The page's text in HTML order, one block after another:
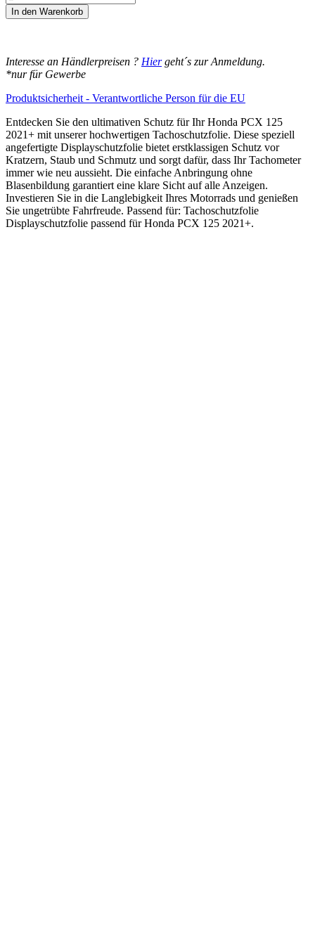
PCX
125
Folie
Moto
Screenies
Tachoschutzfolie
Folie
Displayfolie
Made
in
Germany
Menge
In den Warenkorb
Interesse an Händlerpreisen ? Hiergeht´s zur Anmeldung.
*nur für Gewerbe
Produktsicherheit - Verantwortliche Person für die EU
Entdecken Sie den ultimativen Schutz für Ihr Honda PCX 125
2021+ mit unserer hochwertigen Tachoschutzfolie. Diese speziell
angefertigte Displayschutzfolie bietet erstklassigen Schutz vor
Kratzern, Staub und Schmutz und sorgt dafür, dass Ihr Tachometer
immer wie neu aussieht. Die einfache Anbringung ohne
Blasenbildung garantiert eine klare Sicht auf alle Anzeigen.
Investieren Sie in die Langlebigkeit Ihres Motorrads und genießen
Sie ungetrübte Fahrfreude. Passend für: Tachoschutzfolie
Displayschutzfolie passend für Honda PCX 125 2021+.